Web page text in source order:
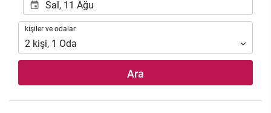
kişiler
ve
odalar
kişiler ve odalar
2 kişi, 1 Oda
Ara